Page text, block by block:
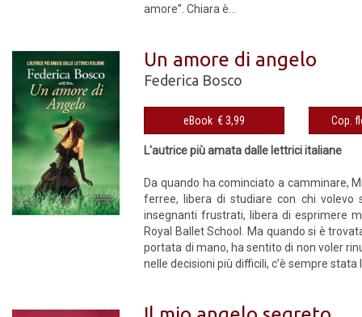
amore”. Chiara è...
Un amore di angelo
Federica Bosco
eBook € 3,99
L'autrice più amata dalle lettrici italiane
Da quando ha cominciato a camminare,
ferree, libera di studiare con chi volevo
insegnanti frustrati, libera di esprimere
Royal Ballet School. Ma quando si è
portata di mano, ha sentito di non voler
nelle decisioni più difficili, c’è sempre stata